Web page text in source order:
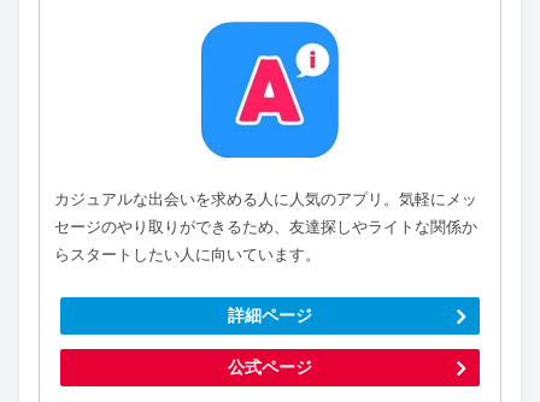
カジュアルな出会いを求める人に人気のアプリ。気軽にメッ
セージのやり取りができるため、友達探しやライトな関係か
らスタートしたい人に向いています。
詳細ページ
公式ページ